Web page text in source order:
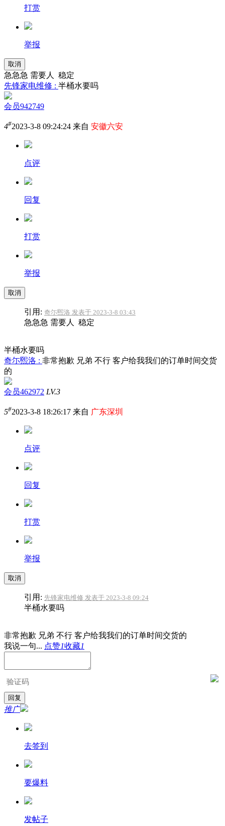
打赏
举报
取消
急急急 需要人 稳定
先锋家电维修 : 半桶水要吗
会员942749
4#2023-3-8 09:24:24 来自 安徽六安
点评
回复
打赏
举报
取消
引用: 奇尓煕洛 发表于 2023-3-8 03:43
急急急 需要人 稳定
半桶水要吗
奇尓煕洛 : 非常抱歉 兄弟 不行 客户给我我们的订单时间交货
的
会员462972 LV.3
5#2023-3-8 18:26:17 来自 广东深圳
点评
回复
打赏
举报
取消
引用: 先锋家电维修 发表于 2023-3-8 09:24
半桶水要吗
非常抱歉 兄弟 不行 客户给我我们的订单时间交货的
我说一句... 点赞1收藏1
推广
去签到
要爆料
发帖子